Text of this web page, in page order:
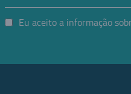
Eu aceito a informação